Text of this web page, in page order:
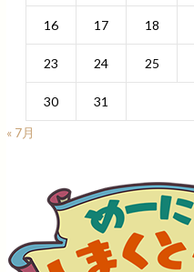
16 17 18
23 24 25
30
31
« 7月